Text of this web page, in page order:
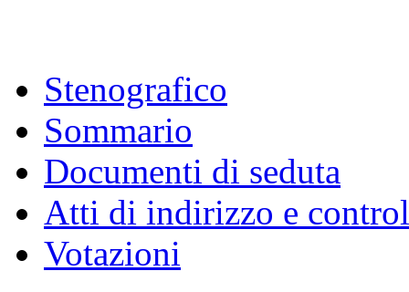
Stenografico
Sommario
Documenti di seduta
Atti di indirizzo e
Votazioni